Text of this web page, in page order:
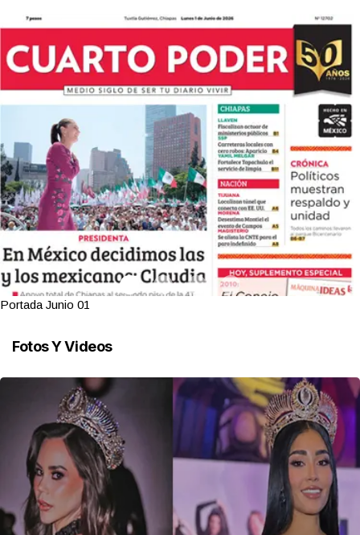
Portada Junio 01
Fotos Y Videos